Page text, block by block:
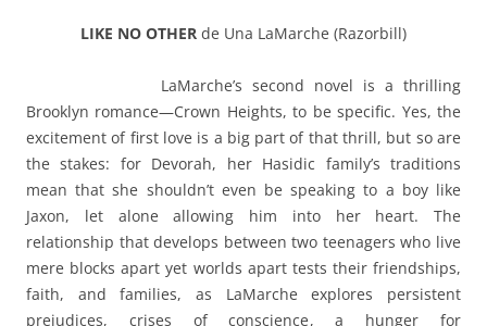
LIKE NO OTHER de Una LaMarche (Razorbill)
LaMarche’s second novel is a thrilling
Brooklyn romance—Crown Heights, to be specific. Yes, the
excitement of first love is a big part of that thrill, but so are
the stakes: for Devorah, her Hasidic family’s traditions
mean that she shouldn’t even be speaking to a boy like
Jaxon, let alone allowing him into her heart. The
relationship that develops between two teenagers who live
mere blocks apart yet worlds apart tests their friendships,
faith, and families, as LaMarche explores persistent
prejudices, crises of conscience, a hunger for